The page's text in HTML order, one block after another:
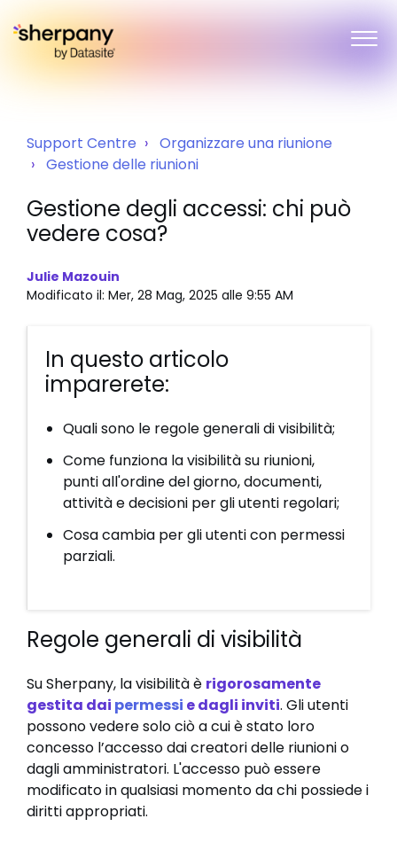
Support Centre
Organizzare una riunione
Gestione delle riunioni
Gestione degli accessi: chi può
vedere cosa?
Julie Mazouin
Modificato il: Mer, 28 Mag, 2025 alle 9:55 AM
In questo articolo
imparerete:
Quali sono le regole generali di visibilità;
Come funziona la visibilità su riunioni,
punti all'ordine del giorno, documenti,
attività e decisioni per gli utenti regolari;
Cosa cambia per gli utenti con permessi
parziali.
Regole generali di visibilità
Su Sherpany, la visibilità è rigorosamente
gestita dai permessi e dagli inviti. Gli utenti
possono vedere solo ciò a cui è stato loro
concesso l’accesso dai creatori delle riunioni o
dagli amministratori. L'accesso può essere
modificato in qualsiasi momento da chi possiede i
diritti appropriati.